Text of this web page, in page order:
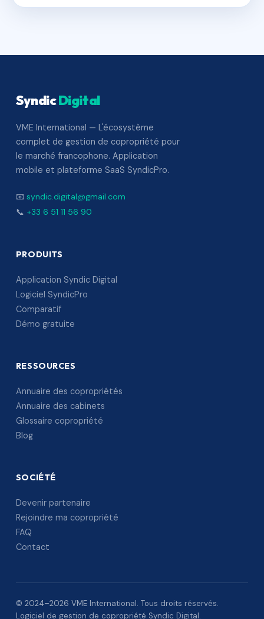
SyndicDigital
VME International — L'écosystème
complet de gestion de copropriété pour
le marché francophone. Application
mobile et plateforme SaaS SyndicPro.
📧 syndic.digital@gmail.com
📞 +33 6 51 11 56 90
PRODUITS
Application Syndic Digital
Logiciel SyndicPro
Comparatif
Démo gratuite
RESSOURCES
Annuaire des copropriétés
Annuaire des cabinets
Glossaire copropriété
Blog
SOCIÉTÉ
Devenir partenaire
Rejoindre ma copropriété
FAQ
Contact
© 2024–2026 VME International. Tous droits réservés.
Logiciel de gestion de copropriété Syndic Digital.